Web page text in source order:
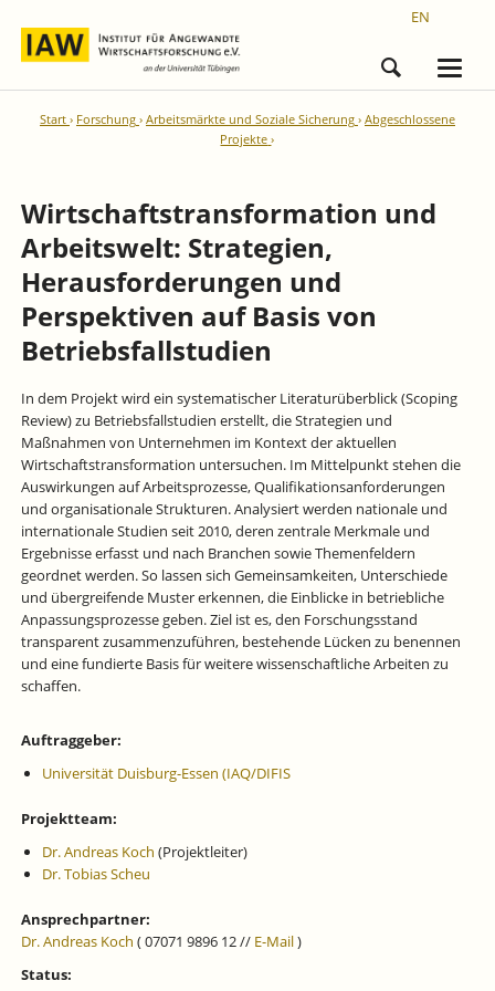
EN
Start Forschung Arbeitsmärkte und Soziale Sicherung
Abgeschlossene
Projekte
Wirtschaftstransformation und
Arbeitswelt: Strategien,
Herausforderungen und
Perspektiven auf Basis von
Betriebsfallstudien
In dem Projekt wird ein systematischer Literaturüberblick (Scoping
Review) zu Betriebsfallstudien erstellt, die Strategien und
Maßnahmen von Unternehmen im Kontext der aktuellen
Wirtschaftstransformation untersuchen. Im Mittelpunkt stehen die
Auswirkungen auf Arbeitsprozesse, Qualifikationsanforderungen
und organisationale Strukturen. Analysiert werden nationale und
internationale Studien seit 2010, deren zentrale Merkmale und
Ergebnisse erfasst und nach Branchen sowie Themenfeldern
geordnet werden. So lassen sich Gemeinsamkeiten, Unterschiede
und übergreifende Muster erkennen, die Einblicke in betriebliche
Anpassungsprozesse geben. Ziel ist es, den Forschungsstand
transparent zusammenzuführen, bestehende Lücken zu benennen
und eine fundierte Basis für weitere wissenschaftliche Arbeiten zu
schaffen.
Auftraggeber:
Universität Duisburg-Essen (IAQ/DIFIS
Projektteam:
Dr. Andreas Koch (Projektleiter)
Dr. Tobias Scheu
Ansprechpartner:
Dr. Andreas Koch ( 07071 9896 12 // E-Mail)
Status: